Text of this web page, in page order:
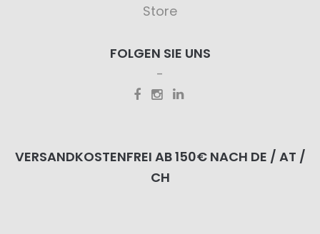
Store
FOLGEN SIE UNS
VERSANDKOSTENFREI AB 150€ NACH DE / AT /
CH